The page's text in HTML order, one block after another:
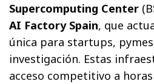
Supercomputing Center
AI Factory Spain, que
única para startups,
investigación. Estas
acceso competitivo a